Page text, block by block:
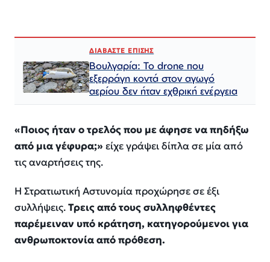
ΔΙΑΒΑΣΤΕ ΕΠΙΣΗΣ
Βουλγαρία: Το drone που
εξερράγη κοντά στον αγωγό
αερίου δεν ήταν εχθρική ενέργεια
«Ποιος ήταν ο τρελός που με άφησε να πηδήξω
από μια γέφυρα;» είχε γράψει δίπλα σε μία από
τις αναρτήσεις της.
Η Στρατιωτική Αστυνομία προχώρησε σε έξι
συλλήψεις.Τρεις από τους συλληφθέντες
παρέμειναν υπό κράτηση, κατηγορούμενοι για
ανθρωποκτονία από πρόθεση.